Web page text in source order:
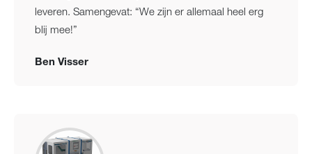
leveren. Samengevat: “We zijn er allemaal heel erg
blij mee!”
Ben Visser